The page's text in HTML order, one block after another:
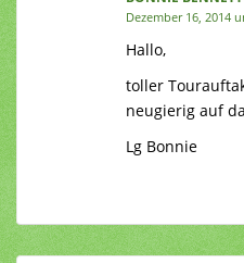
Dezember 16, 2014
Hallo,
toller
neugierig auf
Lg Bonnie